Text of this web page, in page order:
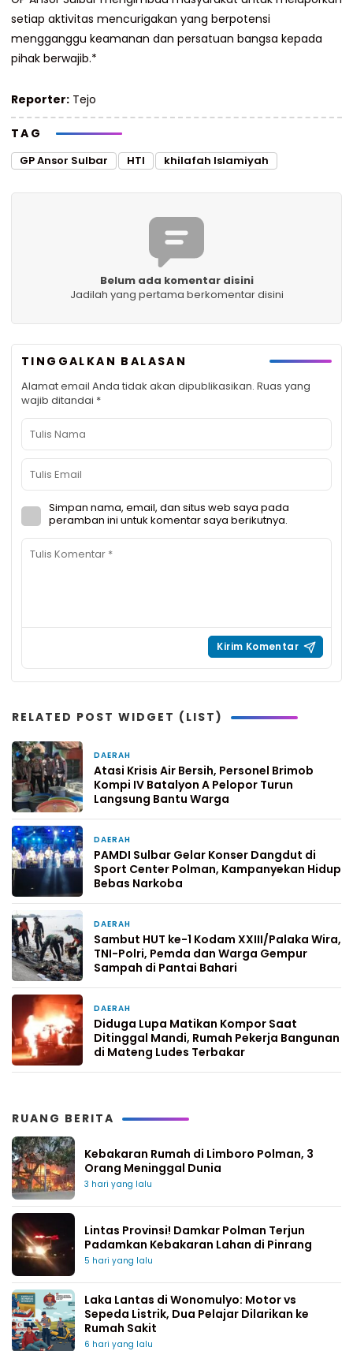
setiap aktivitas mencurigakan yang berpotensi
mengganggu keamanan dan persatuan bangsa kepada
pihak berwajib.*
Reporter: Tejo
TAG
GP Ansor Sulbar HTI khilafah Islamiyah
Belum ada komentar disini
Jadilah yang pertama berkomentar disini
TINGGALKAN BALASAN
Alamat email Anda tidak akan dipublikasikan. Ruas yang
wajib ditandai *
Simpan nama, email, dan situs web saya pada
peramban ini untuk komentar saya berikutnya.
RELATED POST WIDGET (LIST)
DAERAH
Atasi Krisis Air Bersih, Personel Brimob
Kompi IV Batalyon A Pelopor Turun
Langsung Bantu Warga
DAERAH
PAMDI Sulbar Gelar Konser Dangdut di
Sport Center Polman, Kampanyekan Hidup
Bebas Narkoba
DAERAH
Sambut HUT ke-1 Kodam XXIII/Palaka Wira,
TNI-Polri, Pemda dan Warga Gempur
Sampah di Pantai Bahari
DAERAH
Diduga Lupa Matikan Kompor Saat
Ditinggal Mandi, Rumah Pekerja Bangunan
di Mateng Ludes Terbakar
RUANG BERITA
Kebakaran Rumah di Limboro Polman, 3
Orang Meninggal Dunia
3 hari yang lalu
Lintas Provinsi! Damkar Polman Terjun
Padamkan Kebakaran Lahan di Pinrang
5 hari yang lalu
Laka Lantas di Wonomulyo: Motor vs
Sepeda Listrik, Dua Pelajar Dilarikan ke
Rumah Sakit
6 hari yang lalu